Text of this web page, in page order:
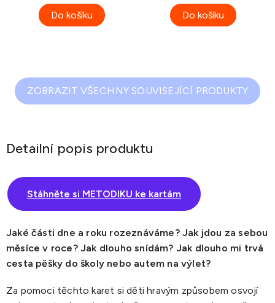
Do košíku Do košíku
ZOBRAZIT VŠECHNY SOUVISEJÍCÍ PRODUKTY
Detailní popis produktu
Stáhněte si METODIKU ke kartám
Jaké části dne a roku rozeznáváme? Jak jdou za sebou
měsíce v roce? Jak dlouho snídám? Jak dlouho mi trvá
cesta pěšky do školy nebo autem na výlet?
Za pomoci těchto karet si děti hravým způsobem osvojí